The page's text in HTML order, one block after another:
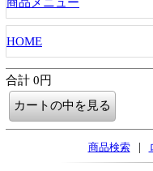
商品メニュー
HOME
合計 0円
商品検索 |